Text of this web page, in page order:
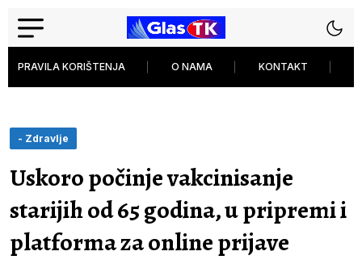
PRAVILA KORIŠTENJA O NAMA KONTAKT
- Zdravlje
Uskoro počinje vakcinisanje
starijih od 65 godina, u pripremi i
platforma za online prijave